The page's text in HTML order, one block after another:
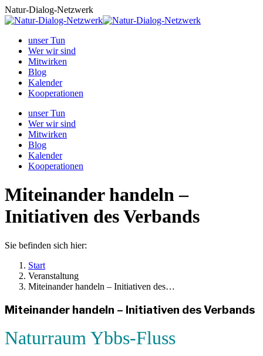
Zum
Inhalt
Natur-Dialog-Netzwerk
unser Tun
Wer wir sind
Mitwirken
Blog
Kalender
Kooperationen
unser Tun
Wer wir sind
Mitwirken
Blog
Kalender
Kooperationen
Miteinander handeln –
Initiativen des Verbands
Sie befinden sich hier:
Start
Veranstaltung
Miteinander handeln – Initiativen des…
Miteinander handeln – Initiativen des Verbands
Naturraum Ybbs-Fluss